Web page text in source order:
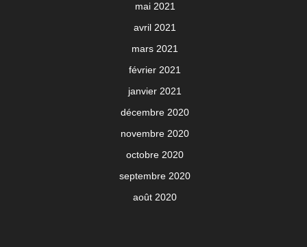
mai 2021
avril 2021
mars 2021
février 2021
janvier 2021
décembre 2020
novembre 2020
octobre 2020
septembre 2020
août 2020